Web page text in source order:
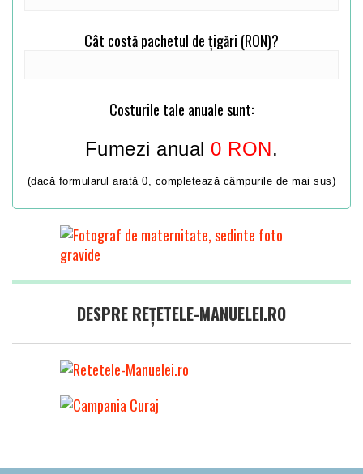
Cât costă pachetul de țigări (RON)?
Costurile tale anuale sunt:
Fumezi anual 0 RON.
(dacă formularul arată 0, completează câmpurile de mai sus)
DESPRE REȚETELE-MANUELEI.RO